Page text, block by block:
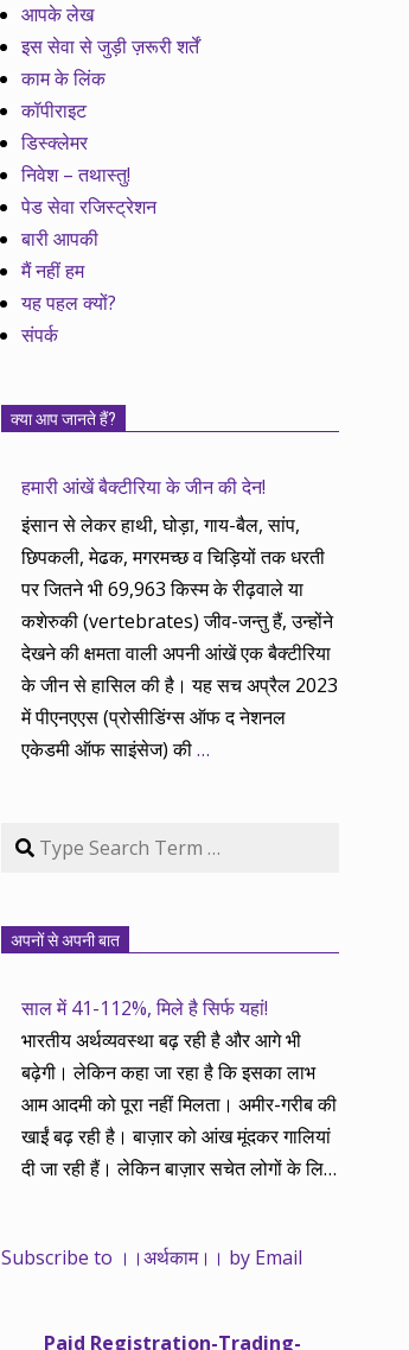
आपके लेख
इस सेवा से जुड़ी ज़रूरी शर्तें
काम के लिंक
कॉपीराइट
डिस्क्लेमर
निवेश – तथास्तु!
पेड सेवा रजिस्ट्रेशन
बारी आपकी
मैं नहीं हम
यह पहल क्यों?
संपर्क
क्या आप जानते हैं?
हमारी आंखें बैक्टीरिया के जीन की देन!
इंसान से लेकर हाथी, घोड़ा, गाय-बैल, सांप,
छिपकली, मेढक, मगरमच्छ व चिड़ियों तक धरती
पर जितने भी 69,963 किस्म के रीढ़वाले या
कशेरुकी (vertebrates) जीव-जन्तु हैं, उन्होंने
देखने की क्षमता वाली अपनी आंखें एक बैक्टीरिया
के जीन से हासिल की है। यह सच अप्रैल 2023
में पीएनएएस (प्रोसीडिंग्स ऑफ द नेशनल
एकेडमी ऑफ साइंसेज) की…
Search
अपनों से अपनी बात
साल में 41-112%, मिले है सिर्फ यहां!
भारतीय अर्थव्यवस्था बढ़ रही है और आगे भी
बढ़ेगी। लेकिन कहा जा रहा है कि इसका लाभ
आम आदमी को पूरा नहीं मिलता। अमीर-गरीब की
खाईं बढ़ रही है। बाज़ार को आंख मूंदकर गालियां
दी जा रही हैं। लेकिन बाज़ार सचेत लोगों के लिए
शुरू की है ताकि अर्थव्यवस्था, खासकर कंपनियों
Subscribe to ।।अर्थकाम।। by Email
Paid Registration-Trading-